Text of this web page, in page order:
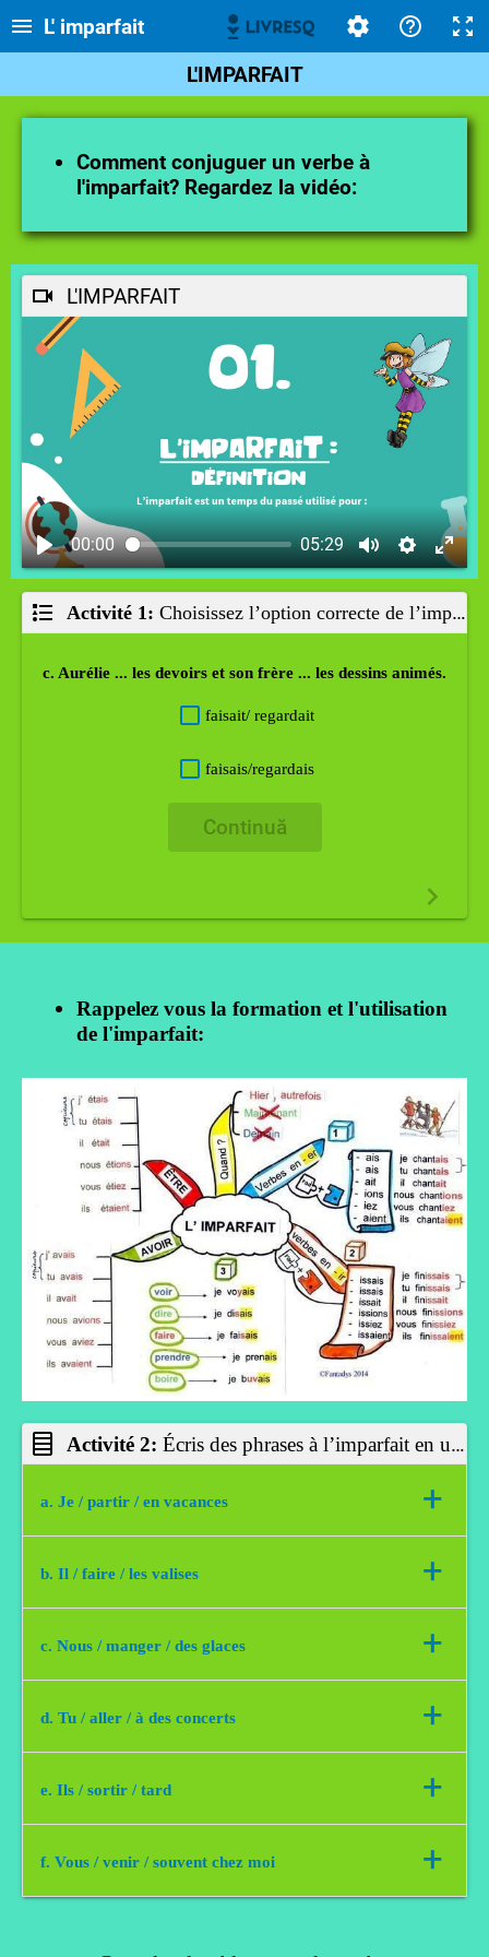
L' imparfait
L'IMPARFAIT
Comment conjuguer un verbe à
l'imparfait? Regardez la vidéo:
L'IMPARFAIT
00:00 05:29
Activité 1: Choisissez l’option correcte de l’imparfait pour compléter les espaces libres:
c. Aurélie ... les devoirs et son frère ... les dessins animés.
faisait/ regardait
faisais/regardais
Continuă
Rappelez vous la formation et l'utilisation
de l'imparfait:
Activité 2: Écris des phrases à l’imparfait en utilisant ces structures et ensuite vérifiez-vous.
a. Je / partir / en vacances +
b. Il / faire / les valises +
c. Nous / manger / des glaces +
d. Tu / aller / à des concerts +
e. Ils / sortir / tard +
f. Vous / venir / souvent chez moi +